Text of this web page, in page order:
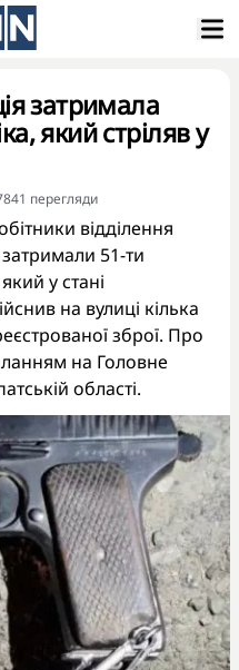
затримала
який стріляв у
перегляди
відділення
51-ти
у стані
на вулиці кілька
зброї. Про
на Головне
області.